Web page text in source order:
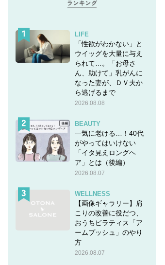
LIFE
「性欲がわかない」と
ウイッグを大量に与え
られて…。「お母さ
ん、助けて」乳がんに
なった妻が、ＤＶ夫か
ら逃げるまで
2026.08.08
BEAUTY
一気に老ける…！40代
がやってはいけない
「イタ見えロングヘ
ア」とは（後編）
2026.08.07
WELLNESS
【画像ギャラリー】肩
こりの改善に役だつ、
おうちピラティス「ア
ームプッシュ」のやり
方
2026.08.07